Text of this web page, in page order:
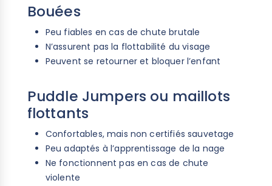
Bouées
Peu fiables en cas de chute brutale
N’assurent pas la flottabilité du visage
Peuvent se retourner et bloquer l’enfant
Puddle Jumpers ou maillots
flottants
Confortables, mais non certifiés sauvetage
Peu adaptés à l’apprentissage de la nage
Ne fonctionnent pas en cas de chute
violente